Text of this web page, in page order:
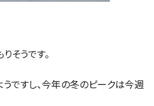
そうです。
ですし、今年の冬のピークは今週